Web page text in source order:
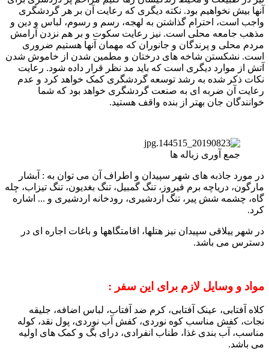
آنها بیش نخواهیم بود. نکته دیگری که رعایت آن بر هر گردشگری
واجب است، احترام گذاشتن به لهجه، رسم و رسوم، لباس و دین و
مذهب جامعه محلی است. نیز رعایت سکوت و بر هم نزدن آرامش
مردم محلی و پرندگان و جانوران که مهمان آنها هستیم ضروری
است. نشکستن شاخه های درختان و مطمین شدن از خاموش شدن
آتش از موارد دیگری است که باید مد نظر قرار داده شود. رعایت
نکات ذکر شده به رشد توسعه گردشگری کمک خواهد کرد و عدم
رعایت آن ضربه ای به صنعت گردشگری خواهد بود که شما
خوانندگان جان بهتر از بنده واقف هستید.
جمع آوری زباله ها
در مورد جاذبه های شهر سپیدان و اطراف آن می توان به : آبشار
مارگون، دریاچه برم فیروز، تنگ گمبیل، تنگ بغدیون، تنگ تیزاب، چله
گاه، چشمه شش پیر، تنگ اردشیری، رودخانه اردشیری و ... اشاره
کرد.
در شهر ییلاقی سپیدان نیز هتلها، اقامتگاهها و باغات اجاره ای در
دسترس می باشد.
مواد و وسایل لازم برای این سفر :
کلاه آفتابی، عینک آفتابی، کرم ضد آفتاب، لباس اضافه، جلیقه
نجات، کفش مناسب کوه نوردی، کفش آب نوردی، پول نقد، کوله
مناسب، آب بندی غذا، طناب انفرادی، درای بگ و کمک های اولیه
می باشد.